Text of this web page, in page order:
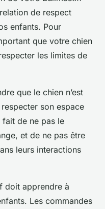
de respect
enfants. Pour
que votre chien
les limites de
que le chien n’est
son espace
de ne pas le
et de ne pas être
leurs interactions
doit apprendre à
Les commandes